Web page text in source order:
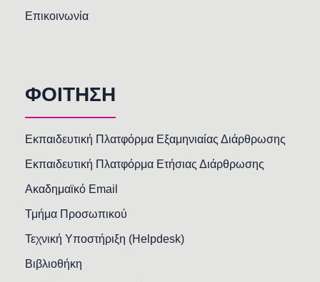
Επικοινωνία
ΦΟΙΤΗΣΗ
Εκπαιδευτική Πλατφόρμα Εξαμηνιαίας Διάρθρωσης
Εκπαιδευτική Πλατφόρμα Ετήσιας Διάρθρωσης
Ακαδημαϊκό Email
Τμήμα Προσωπικού
Τεχνική Υποστήριξη (Helpdesk)
Βιβλιοθήκη